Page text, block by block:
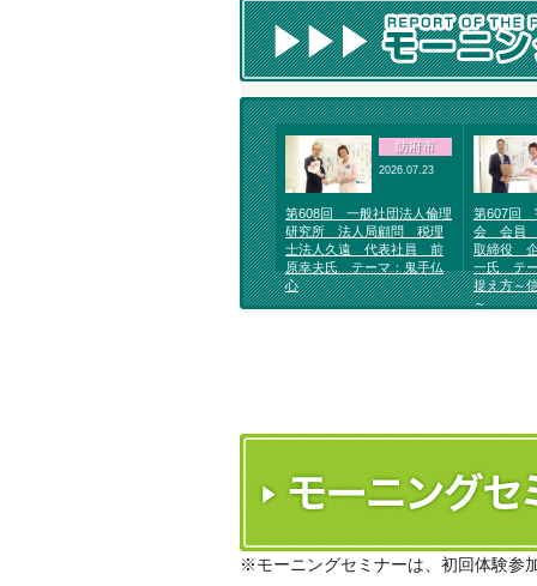
防府市
2026.07.23
第608回 一般社団法人倫理
研究所 法人局顧問 税理
士法人久遠 代表社員 前
原幸夫氏 テーマ：鬼手仏
心
第607回
会 会員
取締役
一氏 テー
捉え方～
～
※モーニングセミナーは、初回体験参